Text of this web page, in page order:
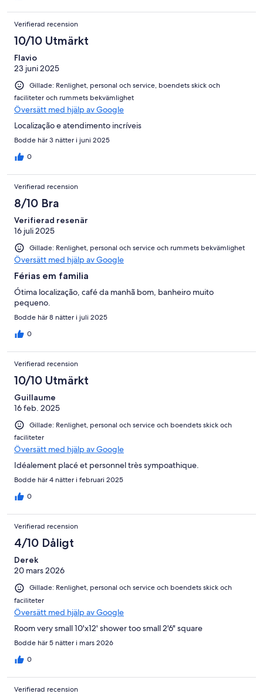
Verifierad recension
10/10 Utmärkt
Flavio
23 juni 2025
Gillade: Renlighet, personal och service, boendets skick och
faciliteter och rummets bekvämlighet
Översätt med hjälp av Google
Localização e atendimento incríveis
Bodde här 3 nätter i juni 2025
0
Verifierad recension
8/10 Bra
Verifierad resenär
16 juli 2025
Gillade: Renlighet, personal och service och rummets bekvämlighet
Översätt med hjälp av Google
Férias em familia
Ótima localização, café da manhã bom, banheiro muito
pequeno.
Bodde här 8 nätter i juli 2025
0
Verifierad recension
10/10 Utmärkt
Guillaume
16 feb. 2025
Gillade: Renlighet, personal och service och boendets skick och
faciliteter
Översätt med hjälp av Google
Idéalement placé et personnel très sympoathique.
Bodde här 4 nätter i februari 2025
0
Verifierad recension
4/10 Dåligt
Derek
20 mars 2026
Gillade: Renlighet, personal och service och boendets skick och
faciliteter
Översätt med hjälp av Google
Room very small 10'x12' shower too small 2'6" square
Bodde här 5 nätter i mars 2026
0
Verifierad recension